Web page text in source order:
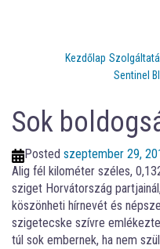
Kezdőlap
Sentinel
Sok
Posted szeptember 29,
Alig fél kilométer széles,
sziget Horvátország
köszönheti hírnevét és
szigetecske szívre
túl sok embernek, ha nem